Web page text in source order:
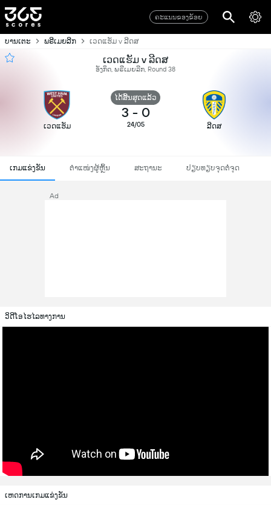
ຄະແນນຂອງຂ້ອຍ
ບານເຕະ ພຣີເມຍລີກ ເວດແຮັມ v ລີດສ
ເວດແຮັມ v ລີດສ
ອັງກິດ, ພຣີເມຍລີກ, Round 38
ເວດແຮັມ
ໄດ້ສິ້ນສຸດແລ້ວ
3 - 0
24/05 ລີດສ
ເກມແຂ່ງຂັນ ຕຳແໜ່ງຜູ້ຫຼິ້ນ ສະຖານະ ປຽບທຽບຈຸດຕໍ່ຈຸດ
Ad
ວິດີໂອໄຮໄລທາງການ
ເຫດການເກມແຂ່ງຂັນ